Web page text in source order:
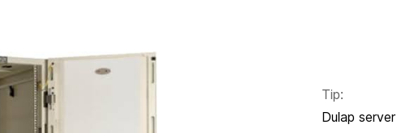
Tip:
Dulap server